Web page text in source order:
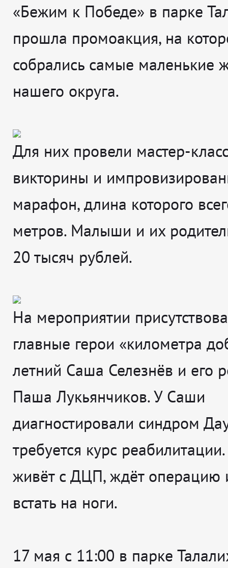
«Бежим к Победе» в парке
прошла промоакция, на
собрались самые маленькие
нашего округа.
Для них провели мастер-
викторины и
марафон, длина которого
метров. Малыши и их
20 тысяч рублей.
На мероприятии
главные герои «километра
летний Саша Селезнёв и его
Паша Лукьянчиков. У Саши
диагностировали синдром
требуется курс
живёт с ДЦП, ждёт операцию
встать на ноги.
17 мая с 11:00 в парке